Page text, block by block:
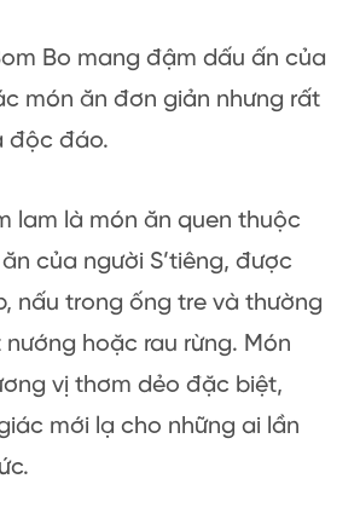
Bo mang đậm dấu ấn của
món ăn đơn giản nhưng rất
độc đáo.
lam là món ăn quen thuộc
của người S’tiêng, được
nấu trong ống tre và thường
hoặc rau rừng. Món
vị thơm dẻo đặc biệt,
mới lạ cho những ai lần